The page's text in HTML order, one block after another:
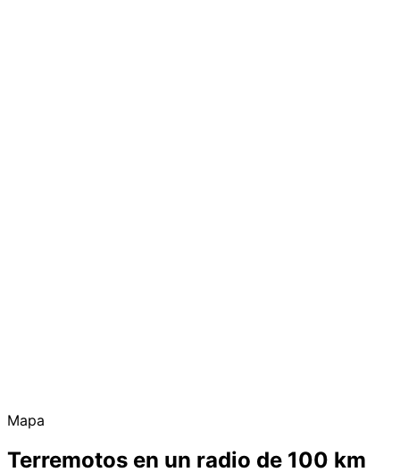
Mapa
Terremotos en un radio de 100 km